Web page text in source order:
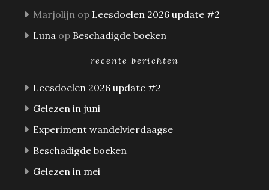
Marjolijn op Leesdoelen 2026 update #2
Luna op Beschadigde boeken
recente berichten
Leesdoelen 2026 update #2
Gelezen in juni
Experiment wandelvierdaagse
Beschadigde boeken
Gelezen in mei